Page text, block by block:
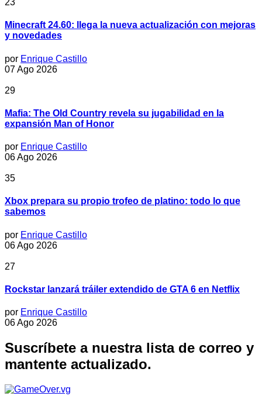
23
Minecraft 24.60: llega la nueva actualización con mejoras
y novedades
por Enrique Castillo
07 Ago 2026
29
Mafia: The Old Country revela su jugabilidad en la
expansión Man of Honor
por Enrique Castillo
06 Ago 2026
35
Xbox prepara su propio trofeo de platino: todo lo que
sabemos
por Enrique Castillo
06 Ago 2026
27
Rockstar lanzará tráiler extendido de GTA 6 en Netflix
por Enrique Castillo
06 Ago 2026
Suscríbete a nuestra lista de correo y
mantente actualizado.